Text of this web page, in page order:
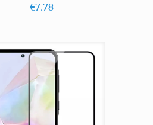
€7.78